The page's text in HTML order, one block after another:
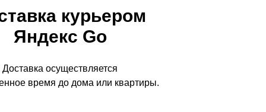
курьером
Яндекс Go
Доставка осуществляется
время до дома или квартиры.